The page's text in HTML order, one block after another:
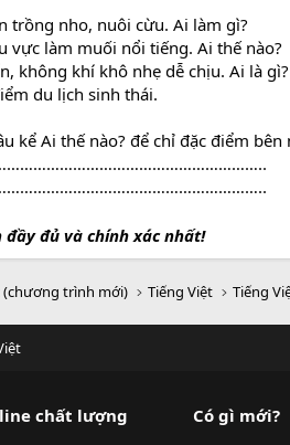
trồng nho, nuôi cừu. Ai làm gì?
vực làm muối nổi tiếng. Ai thế nào?
không khí khô nhẹ dễ chịu. Ai là gì?
du lịch sinh thái.
kể Ai thế nào? để chỉ đặc điểm
đầy đủ và chính xác nhất!
(chương trình mới) Tiếng Việt Tiếng
chất lượng
Có gì mới?